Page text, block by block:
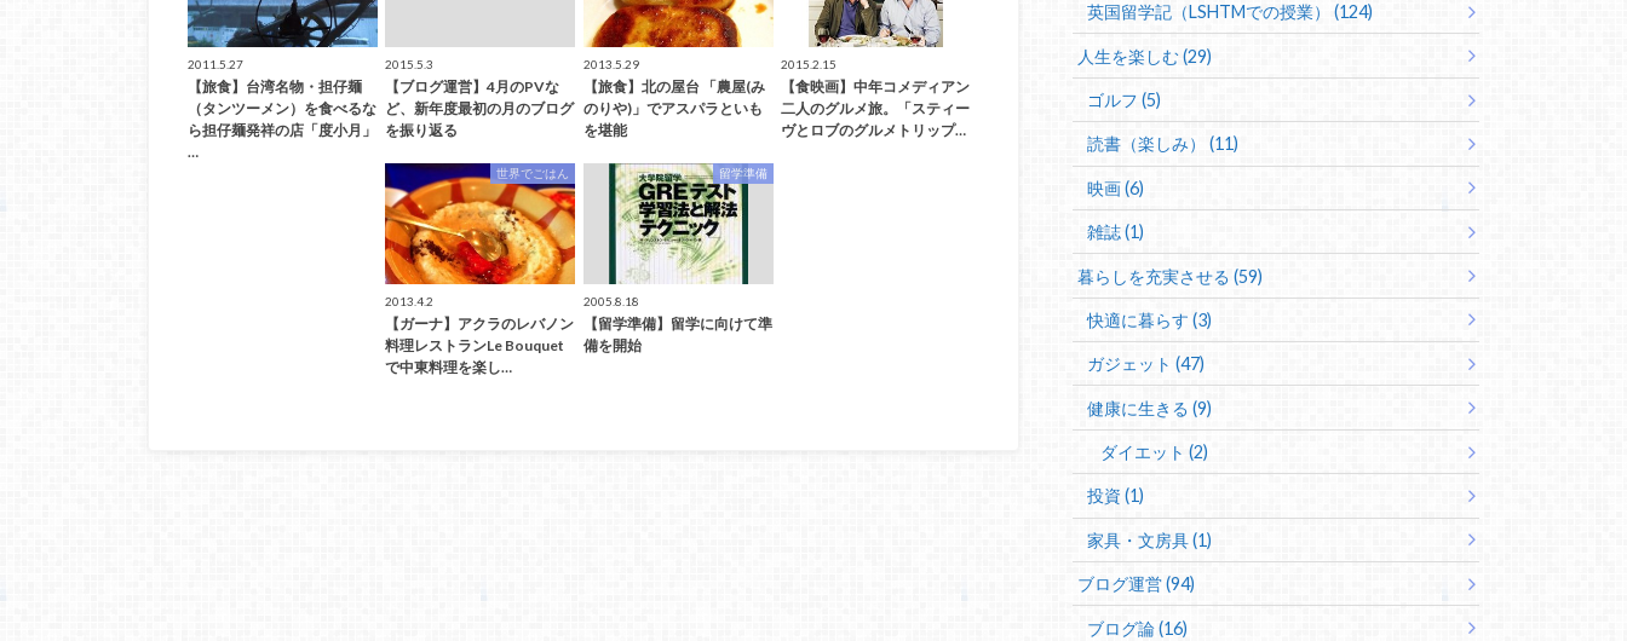
2011.5.27
【旅食】台湾名物・担仔麺
（タンツーメン）を食べるな
ら担仔麺発祥の店「度小月」
…
2015.5.3
【ブログ運営】4月のPVな
ど、新年度最初の月のブログ
を振り返る
2013.5.29
【旅食】北の屋台 「農屋(み
のりや)」でアスパラといも
を堪能
2015.2.15
【食映画】中年コメディアン
二人のグルメ旅。「スティー
ヴとロブのグルメトリップ…
世界でごはん
2013.4.2
【ガーナ】アクラのレバノン
料理レストランLe Bouquet
で中東料理を楽し…
留学準備
2005.8.18
【留学準備】留学に向けて準
備を開始
英国留学記（LSHTMでの授業） (124)
人生を楽しむ (29)
ゴルフ (5)
読書（楽しみ） (11)
映画 (6)
雑誌 (1)
暮らしを充実させる (59)
快適に暮らす (3)
ガジェット (47)
健康に生きる (9)
ダイエット (2)
投資 (1)
家具・文房具 (1)
ブログ運営 (94)
ブログ論 (16)